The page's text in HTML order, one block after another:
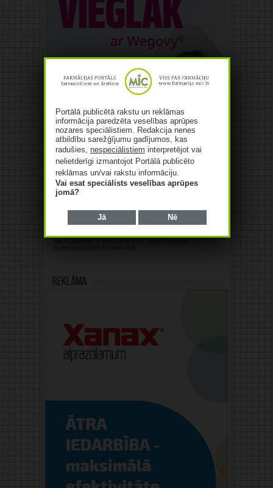
Reklāma
Portālā publicētā rakstu un reklāmas
informācija paredzēta veselības aprūpes
nozares speciālistiem. Redakcija nenes
atbildību sarežģījumu gadījumos, kas
radušies, nespeciālistiem interpretējot vai
nelietderīgi izmantojot Portālā publicēto
reklāmas un/vai rakstu informāciju.
Vai esat speciālists veselības aprūpes
jomā?
Jā Nē